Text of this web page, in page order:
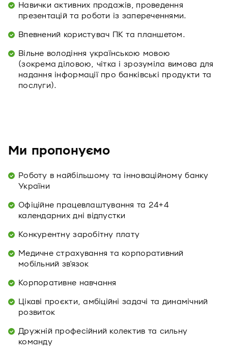
Навички активних продажів, проведення
презентацій та роботи із запереченнями.
Впевнений користувач ПК та планшетом.
Вільне володіння українською мовою
(зокрема діловою, чітка і зрозуміла вимова для
надання інформації про банківські продукти та
послуги).
Ми пропонуємо
Роботу в найбільшому та інноваційному банку
України
Офіційне працевлаштування та 24+4
календарних дні відпустки
Конкурентну заробітну плату
Медичне страхування та корпоративний
мобільний зв'язок
Корпоративне навчання
Цікаві проєкти, амбіційні задачі та динамічний
розвиток
Дружній професійний колектив та сильну
команду